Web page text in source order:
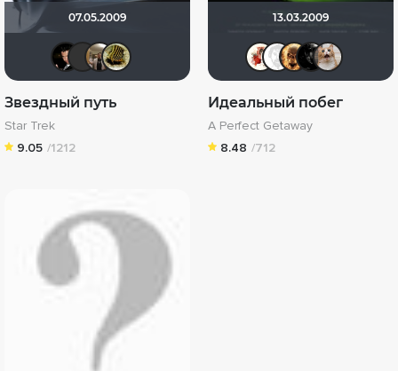
07.05.2009
LouisDeFunes
Vladimir Samsonov
vadim7791
Звездный путь
Star Trek
9.05 /1212
13.03.2009
Идеальный побег
A Perfect Getaway
8.48 /712